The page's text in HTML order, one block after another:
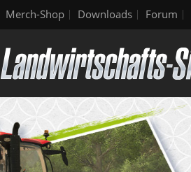
Merch-Shop Downloads Forum